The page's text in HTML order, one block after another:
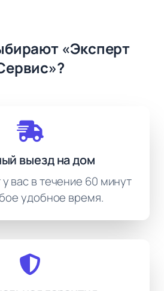
«Эксперт
выезд на дом
вас в течение 60 минут
удобное время.